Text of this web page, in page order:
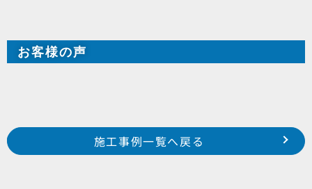
お客様の声
Prev
浜松市 東区 和田町 野田様邸
施工事例一覧へ戻る